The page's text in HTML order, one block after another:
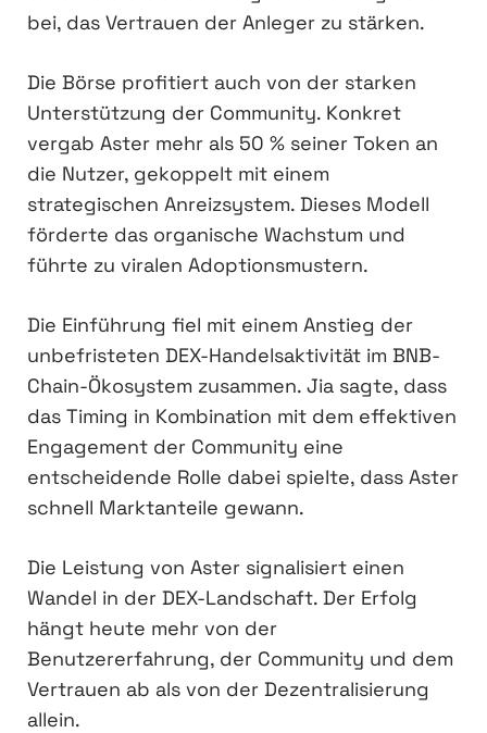
bei, das Vertrauen der Anleger zu stärken.
Die Börse profitiert auch von der starken
Unterstützung der Community. Konkret
vergab Aster mehr als 50 % seiner Token an
die Nutzer, gekoppelt mit einem
strategischen Anreizsystem. Dieses Modell
förderte das organische Wachstum und
führte zu viralen Adoptionsmustern.
Die Einführung fiel mit einem Anstieg der
unbefristeten DEX-Handelsaktivität im BNB-
Chain-Ökosystem zusammen. Jia sagte, dass
das Timing in Kombination mit dem effektiven
Engagement der Community eine
entscheidende Rolle dabei spielte, dass Aster
schnell Marktanteile gewann.
Die Leistung von Aster signalisiert einen
Wandel in der DEX-Landschaft. Der Erfolg
hängt heute mehr von der
Benutzererfahrung, der Community und dem
Vertrauen ab als von der Dezentralisierung
allein.